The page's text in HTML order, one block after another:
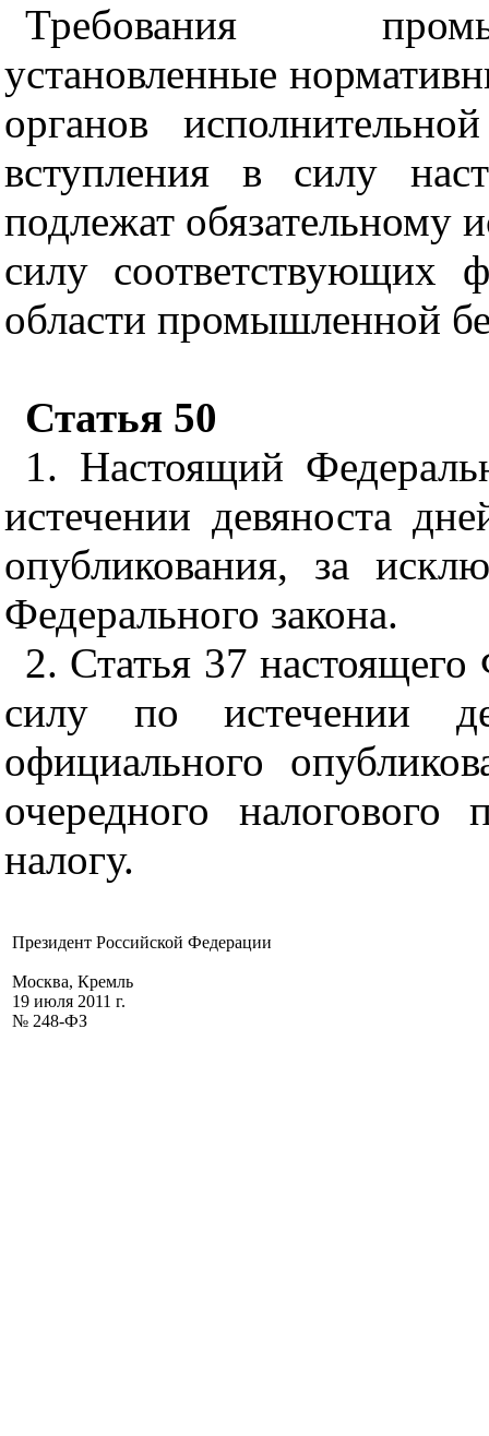
Требования
установленные
органов
вступления в силу
подлежат обязательному
силу соответствующих
области промышленной
Статья 50
1. Настоящий
истечении девяноста
опубликования, за
Федерального закона.
2. Статья 37 настоящего
силу по истечении
официального
очередного налогового
налогу.
Президент Российской Федерации
Москва, Кремль
19 июля 2011 г.
№ 248-ФЗ